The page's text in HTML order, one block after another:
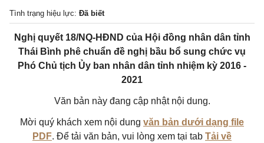
Tình trạng hiệu lực: Đã biết
Nghị quyết 18/NQ-HĐND của Hội đồng nhân dân tỉnh
Thái Bình phê chuẩn đề nghị bầu bổ sung chức vụ
Phó Chủ tịch Ủy ban nhân dân tỉnh nhiệm kỳ 2016 -
2021
Văn bản này đang cập nhật nội dung.
Mời quý khách xem nội dung văn bản dưới dạng file
PDF. Để tải văn bản, vui lòng xem tại tab Tải về